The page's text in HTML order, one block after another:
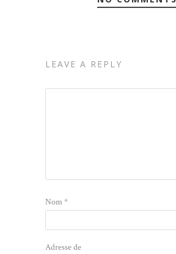
LEAVE A REPLY
Nom*
Adresse de